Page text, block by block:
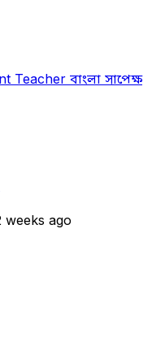
Teacher বাংলা সাপেক্ষ
weeks ago